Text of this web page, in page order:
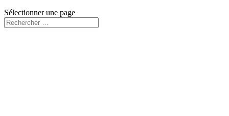
Sélectionner une page